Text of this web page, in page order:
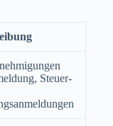
Steuer-